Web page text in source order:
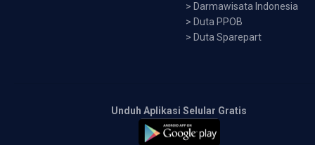
> Darmawisata Indonesia
> Duta PPOB
> Duta Sparepart
Unduh Aplikasi Selular Gratis